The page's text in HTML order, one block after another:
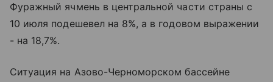
Фуражный ячмень в центральной части страны с
10 июля подешевел на 8%, а в годовом выражении
- на 18,7%.
Ситуация на Азово-Черноморском бассейне